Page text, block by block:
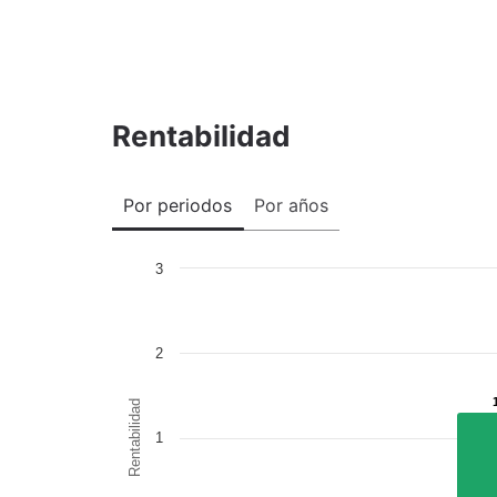
Rentabilidad
Por periodos Por años
Rentabilidad 1
2
3